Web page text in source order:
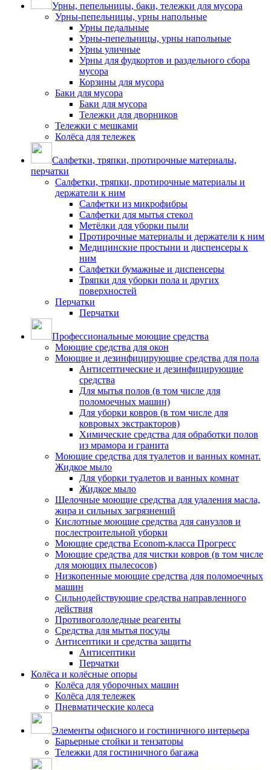
Урны, пепельницы, баки, тележки для мусора
Урны-пепельницы, урны напольные
Урны педальные
Урны-пепельницы, урны напольные
Урны уличные
Урны для фудкортов и раздельного сбора
мусора
Корзины для мусора
Баки для мусора
Баки для мусора
Тележки для дворников
Тележки с мешками
Колёса для тележек
Салфетки, тряпки, протирочные материалы,
перчатки
Салфетки, тряпки, протирочные материалы и
держатели к ним
Салфетки из микрофибры
Салфетки для мытья стекол
Метёлки для уборки пыли
Протирочные материалы и держатели к ним
Медицинские простыни и диспенсеры к
ним
Салфетки бумажные и диспенсеры
Тряпки для уборки пола и других
поверхностей
Перчатки
Перчатки
Профессиональные моющие средства
Моющие средства для окон
Моющие и дезинфицирующие средства для пола
Антисептические и дезинфицирующие
средства
Для мытья полов (в том числе для
поломоечных машин)
Для уборки ковров (в том числе для
ковровых экстракторов)
Химические средства для обработки полов
из мрамора и гранита
Моющие средства для туалетов и ванных комнат.
Жидкое мыло
Для уборки туалетов и ванных комнат
Жидкое мыло
Щелочные моющие средства для удаления масла,
жира и сильных загрязнений
Кислотные моющие средства для санузлов и
послестроительной уборки
Моющие средства Econom-класса Прогресс
Моющие средства для чистки ковров (в том числе
для моющих пылесосов)
Низкопенные моющие средства для поломоечных
машин
Сильнодействующие средства направленного
действия
Противогололедные реагенты
Средства для мытья посуды
Антисептики и средства защиты
Антисептики
Перчатки
Колёса и колёсные опоры
Колёса для уборочных машин
Колёса для тележек
Пневматические колеса
Элементы офисного и гостиничного интерьера
Барьерные стойки и тензаторы
Тележки для гостиничного багажа